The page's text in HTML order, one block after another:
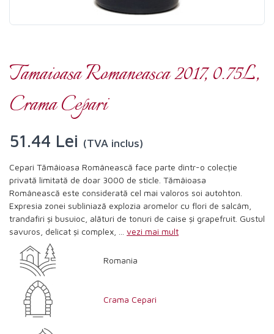
Tamaioasa Romaneasca 2017, 0.75L,
Crama Cepari
51.44 Lei (TVA inclus)
Cepari Tămâioasa Românească face parte dintr-o colecție
privată limitată de doar 3000 de sticle. Tămâioasa
Românească este considerată cel mai valoros soi autohton.
Expresia zonei subliniază explozia aromelor cu flori de salcâm,
trandafiri și busuioc, alături de tonuri de caise și grapefruit. Gustul
savuros, delicat și complex, ... vezi mai mult
Romania
Crama Cepari